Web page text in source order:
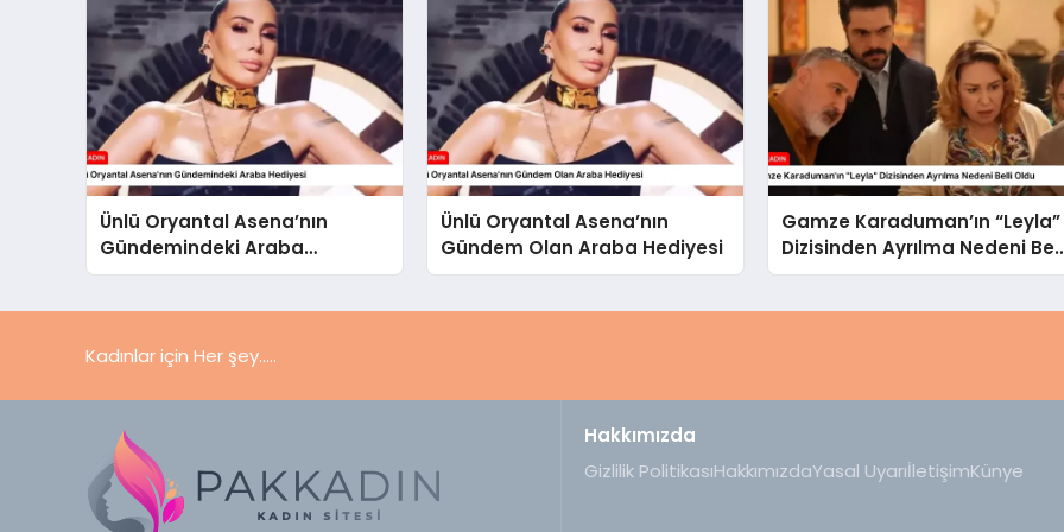
Ünlü Oryantal Asena’nın
Gündemindeki Araba
Hediyesi
Ünlü Oryantal Asena’nın
Gündem Olan Araba Hediyesi
Gamze Karaduman’ın “Leyla”
Dizisinden Ayrılma Nedeni
Oldu
Kadınlar için Her şey.....
Hakkımızda
Gizlilik PolitikasıHakkımızdaYasal UyarıİletişimKünye